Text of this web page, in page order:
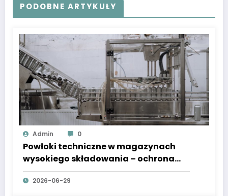
PODOBNE ARTYKUŁY
Admin 0
Powłoki techniczne w magazynach
wysokiego składowania – ochrona
konstrukcji i systemów
automatycznych
2026-06-29